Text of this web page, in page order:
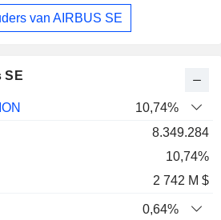
van AIRBUS SE
SE
Totale
10,74%
8.349.284
10,74%
2 742 M $
0,64%